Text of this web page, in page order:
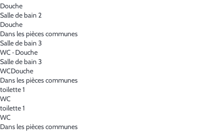
Douche
Salle de bain 2
Douche
Dans les pièces communes
Salle de bain 3
WC · Douche
Salle de bain 3
WCDouche
Dans les pièces communes
toilette 1
WC
toilette 1
WC
Dans les pièces communes